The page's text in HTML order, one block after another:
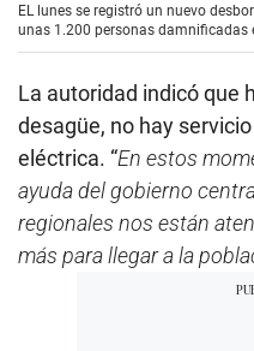
EL lunes se registró un nuevo
unas 1.200 personas
La autoridad indicó que
desagüe, no hay
eléctrica. “En estos
ayuda del gobierno
regionales nos están
más para llegar a la